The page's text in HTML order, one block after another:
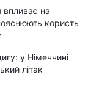
впливає на
користь
у Німеччині
літак